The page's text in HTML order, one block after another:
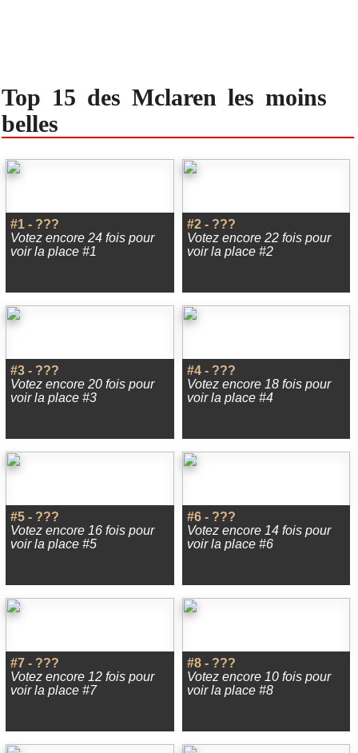
Top 15 des Mclaren les moins
belles
#1 - ???
Votez encore 24 fois pour
voir la place #1
#2 - ???
Votez encore 22 fois pour
voir la place #2
#3 - ???
Votez encore 20 fois pour
voir la place #3
#4 - ???
Votez encore 18 fois pour
voir la place #4
#5 - ???
Votez encore 16 fois pour
voir la place #5
#6 - ???
Votez encore 14 fois pour
voir la place #6
#7 - ???
Votez encore 12 fois pour
voir la place #7
#8 - ???
Votez encore 10 fois pour
voir la place #8